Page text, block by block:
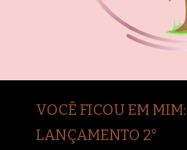
VOCÊ FICOU EM MIM:
LANÇAMENTO 2°